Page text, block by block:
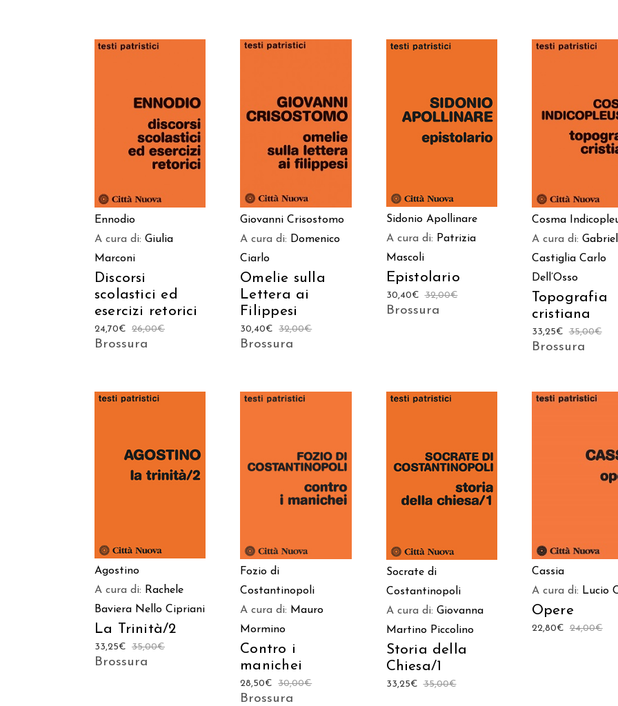
CARRELLO
Ennodio
A cura di: Giulia
Marconi
Discorsi
scolastici ed
esercizi retorici
26,00€
24,70€
Brossura
AGGIUNGI AL
CARRELLO
Giovanni Crisostomo
A cura di: Domenico
Ciarlo
Omelie sulla
Lettera ai
Filippesi
32,00€
30,40€
Brossura
AGGIUNGI AL
CARRELLO
Sidonio Apollinare
A cura di: Patrizia
Mascoli
Epistolario
32,00€
30,40€
Brossura
AGGIUNGI AL
CARRELLO
Cosma
A cura di:
Castiglia Carlo
Dell’Osso
Topografia
cristiana
35,00€
33,25€
Brossura
Agostino
A cura di: Rachele
Baviera Nello Cipriani
La Trinità/2
35,00€
33,25€
Brossura
AGGIUNGI AL
CARRELLO
Fozio di
Costantinopoli
A cura di: Mauro
Mormino
Contro i
manichei
30,00€
28,50€
Brossura
AGGIUNGI AL
CARRELLO
Socrate di
Costantinopoli
A cura di: Giovanna
Martino Piccolino
Storia della
Chiesa/1
35,00€
33,25€
Cassia
A cura di: Lucio
Opere
24,00€
22,80€